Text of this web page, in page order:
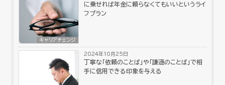
キャリアチェンジ
に乗せれば年金に頼らなくてもいいというライ
フプラン
2024年10月25日
丁寧な「依頼のことば」や「謙遜のことば」で相
手に信用できる印象を与える